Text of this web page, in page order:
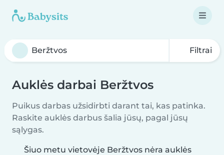
Filtrai
Auklės darbai Beržtvos
Puikus darbas užsidirbti darant tai, kas patinka.
Raskite auklės darbus šalia jūsų, pagal jūsų
sąlygas.
Šiuo metu vietovėje Beržtvos nėra auklės